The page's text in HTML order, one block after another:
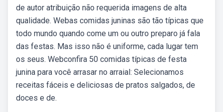
de autor atribuição não requerida imagens de alta
qualidade. Webas comidas juninas são tão típicas que
todo mundo quando come um ou outro preparo já fala
das festas. Mas isso não é uniforme, cada lugar tem
os seus. Webconfira 50 comidas típicas de festa
junina para você arrasar no arraial: Selecionamos
receitas fáceis e deliciosas de pratos salgados, de
doces e de.